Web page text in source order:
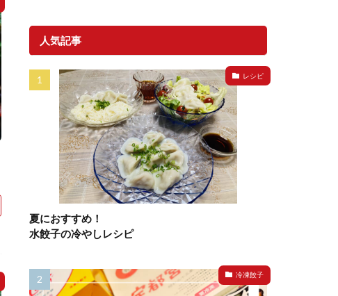
人気記事
レシピ
夏におすすめ！
水餃子の冷やしレシピ
冷凍餃子